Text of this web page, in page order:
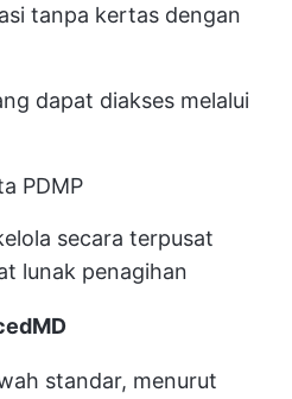
tanpa kertas dengan
dapat diakses melalui
PDMP
secara terpusat
lunak penagihan
standar, menurut